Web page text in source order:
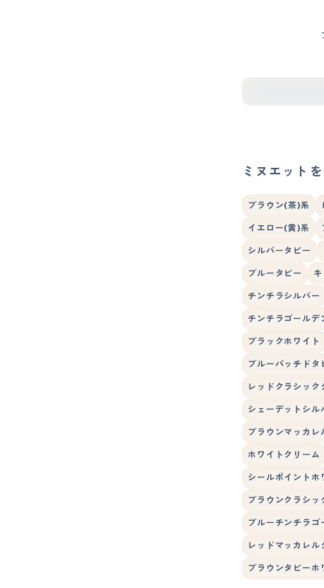
ミヌエット
ブラウン(茶)系
イエロー(黄)系
シルバータビー
ブルータビー
チンチラシルバー
チンチラゴールデ
ブラックホワイト
ブルーパッチドタ
レッドクラシック
シェーデットシル
ブラウンマッカレ
ホワイトクリーム
シールポイントホ
ブラウンクラシッ
ブルーチンチラゴ
レッドマッカレル
ブラウンタビーホ